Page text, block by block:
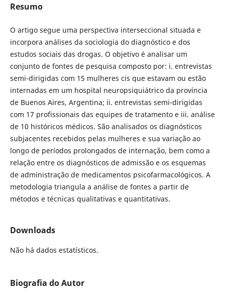
Resumo
O artigo segue uma perspectiva interseccional situada e
incorpora análises da sociologia do diagnóstico e dos
estudos sociais das drogas. O objetivo é analisar um
conjunto de fontes de pesquisa composto por: i. entrevistas
semi-dirigidas com 15 mulheres cis que estavam ou estão
internadas em um hospital neuropsiquiátrico da província
de Buenos Aires, Argentina; ii. entrevistas semi-dirigidas
com 17 profissionais das equipes de tratamento e iii. análise
de 10 históricos médicos. São analisados os diagnósticos
subjacentes recebidos pelas mulheres e sua variação ao
longo de períodos prolongados de internação, bem como a
relação entre os diagnósticos de admissão e os esquemas
de administração de medicamentos psicofarmacológicos. A
metodologia triangula a análise de fontes a partir de
métodos e técnicas qualitativas e quantitativas.
Downloads
Não há dados estatísticos.
Biografia do Autor